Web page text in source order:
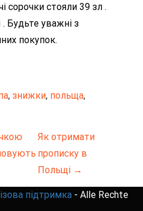
сорочки стояли 39 зл .
. Будьте уважні з
покупок.
, знижки, польща,
Як отримати
прописку в
Польщі →
підтримка - Alle Rechte